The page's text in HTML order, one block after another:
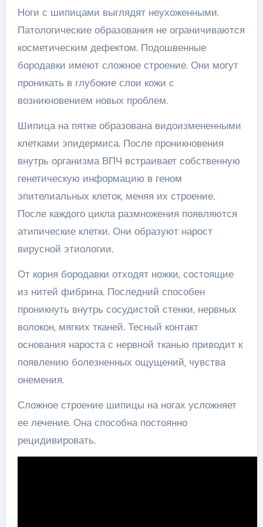
Ноги с шипицами выглядят неухоженными.
Патологические образования не ограничиваются
косметическим дефектом. Подошвенные
бородавки имеют сложное строение. Они могут
проникать в глубокие слои кожи с
возникновением новых проблем.
Шипица на пятке образована видоизмененными
клетками эпидермиса. После проникновения
внутрь организма ВПЧ встраивает собственную
генетическую информацию в геном
эпителиальных клеток, меняя их строение.
После каждого цикла размножения появляются
атипические клетки. Они образуют нарост
вирусной этиологии.
От корня бородавки отходят ножки, состоящие
из нитей фибрина. Последний способен
проникнуть внутрь сосудистой стенки, нервных
волокон, мягких тканей. Тесный контакт
основания нароста с нервной тканью приводит к
появлению болезненных ощущений, чувства
онемения.
Сложное строение шипицы на ногах усложняет
ее лечение. Она способна постоянно
рецидивировать.